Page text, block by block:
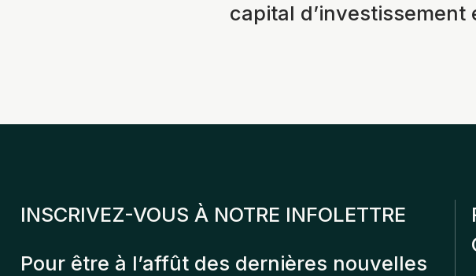
capital
INSCRIVEZ-VOUS À NOTRE INFOLETTRE
Pour être à l’affût des dernières nouvelles